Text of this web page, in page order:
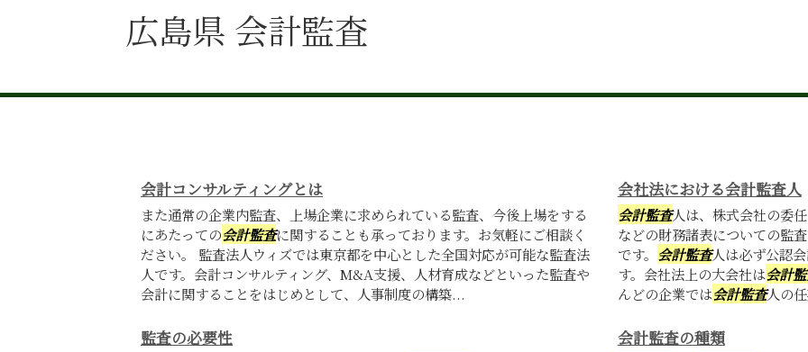
広島県 会計監査
会計コンサルティングとは
また通常の企業内監査、上場企業に求められている監査、今後上場をする
にあたっての会計監査に関することも承っております。お気軽にご相談く
ださい。 監査法人ウィズでは東京都を中心とした全国対応が可能な監査法
人です。会計コンサルティング、M&A支援、人材育成などといった監査や
会計に関することをはじめとして、人事制度の構築...
会社法における会計監査人
会計監査人は、株式会社の委
などの財務諸表についての監
です。 会計監査人は必ず公認
す。会社法上の大会社は会計
んどの企業では会計監査人の
監査の必要性 会計監査の種類